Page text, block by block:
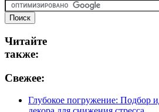
Читайте
также:
Свежее:
Глубокое погружение: Подбор